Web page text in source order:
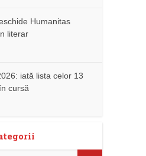
Humanitas
literar
iată lista celor 13
cursă